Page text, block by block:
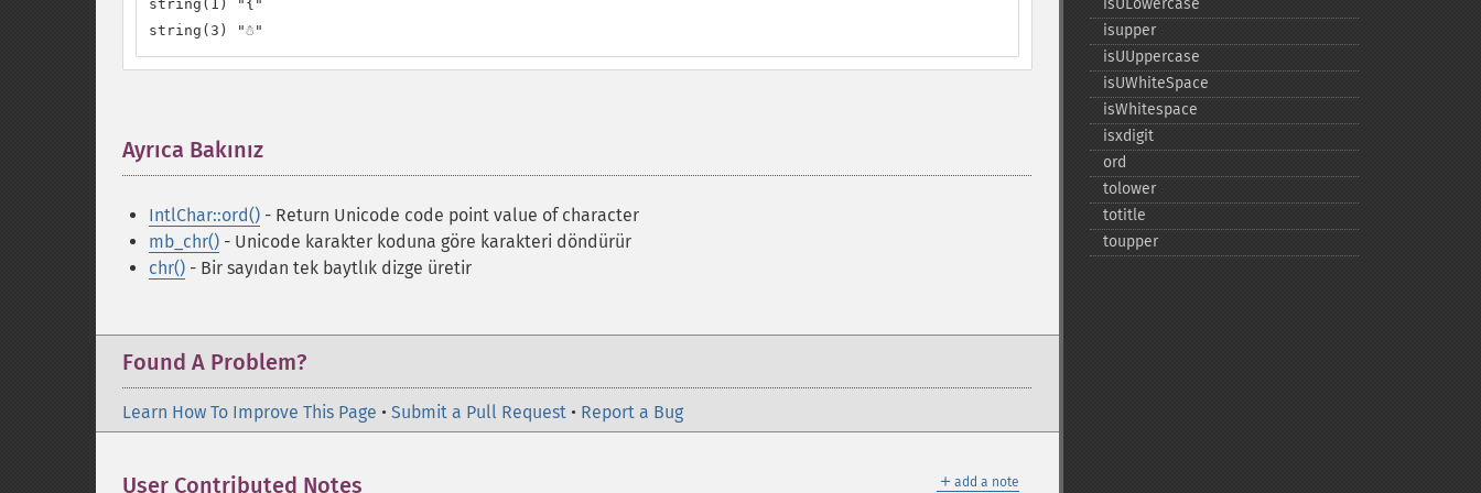
string(1) "{"
string(3) "☃"
Ayrıca Bakınız
IntlChar::ord() - Return Unicode code point value of character
mb_chr() - Unicode karakter koduna göre karakteri döndürür
chr() - Bir sayıdan tek baytlık dizge üretir
Found A Problem?
Learn How To Improve This Page • Submit a Pull Request • Report a Bug
＋ add a note
User Contributed Notes
isULowercase
isupper
isUUppercase
isUWhiteSpace
isWhitespace
isxdigit
ord
tolower
totitle
toupper